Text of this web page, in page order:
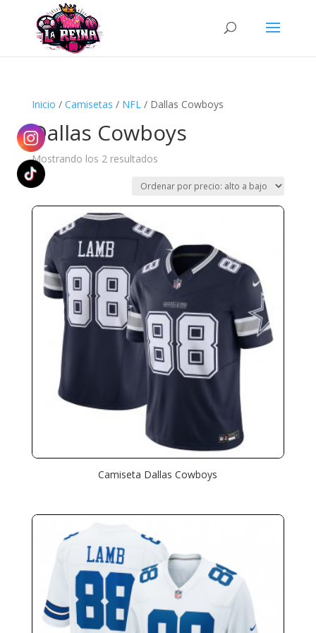
Búsqueda
productos
Inicio / Camisetas / NFL/ Dallas Cowboys
Dallas Cowboys
Mostrando los 2 resultadosOrdenado
precio:
alto
bajo
Camiseta Dallas Cowboys